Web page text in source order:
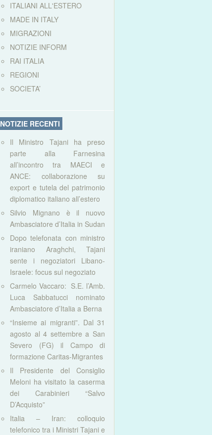
ITALIANI ALL'ESTERO
MADE IN ITALY
MIGRAZIONI
NOTIZIE INFORM
RAI ITALIA
REGIONI
SOCIETA’
NOTIZIE RECENTI
Il Ministro Tajani ha preso
parte alla Farnesina
all’incontro tra MAECI e
ANCE: collaborazione su
export e tutela del patrimonio
diplomatico italiano all’estero
Silvio Mignano è il nuovo
Ambasciatore d’Italia in Sudan
Dopo telefonata con ministro
iraniano Araghchi, Tajani
sente i negoziatori Libano-
Israele: focus sul negoziato
Carmelo Vaccaro: S.E. l’Amb.
Luca Sabbatucci nominato
Ambasciatore d’Italia a Berna
“Insieme ai migranti”. Dal 31
agosto al 4 settembre a San
Severo (FG) il Campo di
formazione Caritas-Migrantes
Il Presidente del Consiglio
Meloni ha visitato la caserma
dei Carabinieri “Salvo
D’Acquisto”
Italia – Iran: colloquio
telefonico tra i Ministri Tajani e